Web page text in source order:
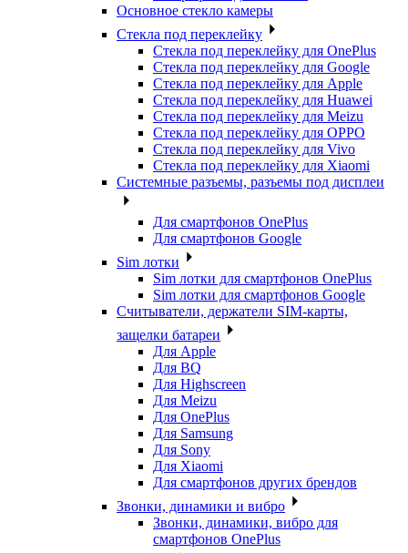
Основное стекло камеры
Стекла под переклейку
Стекла под переклейку для OnePlus
Стекла под переклейку для Google
Стекла под переклейку для Apple
Стекла под переклейку для Huawei
Стекла под переклейку для Meizu
Стекла под переклейку для OPPO
Стекла под переклейку для Vivo
Стекла под переклейку для Xiaomi
Системные разъемы, разъемы под дисплеи
Для смартфонов OnePlus
Для смартфонов Google
Sim лотки
Sim лотки для смартфонов OnePlus
Sim лотки для смартфонов Google
Считыватели, держатели SIM-карты,
защелки батареи
Для Apple
Для BQ
Для Highscreen
Для Meizu
Для OnePlus
Для Samsung
Для Sony
Для Xiaomi
Для смартфонов других брендов
Звонки, динамики и вибро
Звонки, динамики, вибро для
смартфонов OnePlus